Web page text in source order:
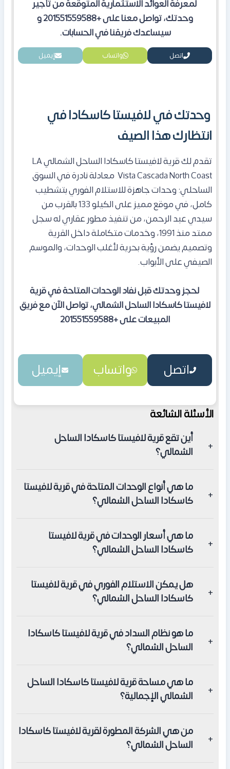
لمعرفة العوائد الاستثمارية المتوقعة من تأجير
وحدتك، تواصل معنا على +201551559588 و
سيساعدك فريقنا في الحسابات.
اتصل واتساب إيميل
وحدتك في لافيستا كاسكادا في
انتظارك هذا الصيف
تقدم لك قرية لافيستا كاسكادا الساحل الشمالي LA
Vista Cascada North Coast معادلة نادرة في السوق
الساحلي: وحدات جاهزة للاستلام الفوري بتشطيب
كامل، في موقع مميز على الكيلو 133 بالقرب من
سيدي عبد الرحمن، من تنفيذ مطور عقاري له سجل
ممتد منذ 1991، وخدمات متكاملة داخل القرية
وتصميم يضمن رؤية بحرية لأغلب الوحدات، والموسم
الصيفي على الأبواب.
لحجز وحدتك قبل نفاد الوحدات المتاحة في قرية
لافيستا كاسكادا الساحل الشمالي، تواصل الآن مع فريق
المبيعات على +201551559588
اتصل واتساب إيميل
الأسئلة الشائعة
أين تقع قرية لافيستا كاسكادا الساحل
الشمالي؟
طريق الإسكندرية مطروح، بالقرب من شواطئ منطقة سيدي
عبد الرحمن.
ما هي أنواع الوحدات المتاحة في قرية لافيستا
كاسكادا الساحل الشمالي؟
تتوفر في لافيستا كاسكادا الساحل الشمالي أربعة أنواع من
الوحدات: الشاليهات والتاون هاوس والتوين هاوس والبنتهاوس،
جميعها بتشطيب كامل.
ما هي أسعار الوحدات في قرية لافيستا
كاسكادا الساحل الشمالي؟
من 24,800,000 جنيه مصري وتتفاوت بحسب النوع والمساحة
والموقع داخل القرية.
هل يمكن الاستلام الفوري في قرية لافيستا
كاسكادا الساحل الشمالي؟
جاهزة للاستلام الفوري بتشطيب كامل دون انتظار.
ما هو نظام السداد في قرية لافيستا كاسكادا
الساحل الشمالي؟
بدفعة مقدمة 35% مع إمكانية التقسيط حتى 4 سنوات.
ما هي مساحة قرية لافيستا كاسكادا الساحل
الشمالي الإجمالية؟
فدانًا بشاطئ خاص طوله 600 متر على البحر المتوسط.
من هي الشركة المطورة لقرية لافيستا كاسكادا
الساحل الشمالي؟